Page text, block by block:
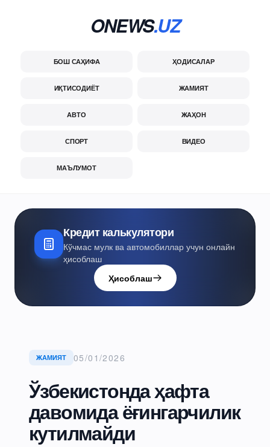
ONEWS.UZ
БОШ САҲИФА ҲОДИСАЛАР
ИҚТИСОДИЁТ ЖАМИЯТ
АВТО ЖАҲОН
СПОРТ ВИДЕО
МАЪЛУМОТ
Кредит калькулятори
Кўчмас мулк ва автомобиллар учун онлайн
ҳисоблаш
Ҳисоблаш
ЖАМИЯТ 05/01/2026
Ўзбекистонда ҳафта
давомида ёғингарчилик
кутилмайди